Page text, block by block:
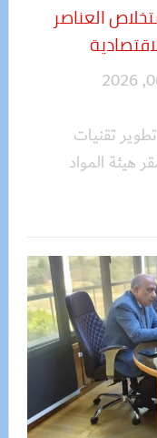
العناصر
تطوير تقنيات
هيئة المواد